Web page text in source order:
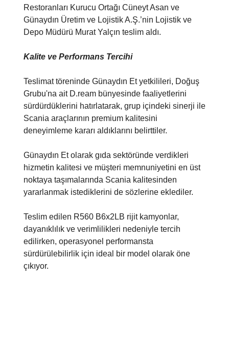
Restoranları Kurucu Ortağı Cüneyt Asan ve
Günaydın Üretim ve Lojistik A.Ş.’nin Lojistik ve
Depo Müdürü Murat Yalçın teslim aldı.
Kalite ve Performans Tercihi
Teslimat töreninde Günaydın Et yetkilileri, Doğuş
Grubu'na ait D.ream bünyesinde faaliyetlerini
sürdürdüklerini hatırlatarak, grup içindeki sinerji ile
Scania araçlarının premium kalitesini
deneyimleme kararı aldıklarını belirttiler.
Günaydın Et olarak gıda sektöründe verdikleri
hizmetin kalitesi ve müşteri memnuniyetini en üst
noktaya taşımalarında Scania kalitesinden
yararlanmak istediklerini de sözlerine eklediler.
Teslim edilen R560 B6x2LB rijit kamyonlar,
dayanıklılık ve verimlilikleri nedeniyle tercih
edilirken, operasyonel performansta
sürdürülebilirlik için ideal bir model olarak öne
çıkıyor.